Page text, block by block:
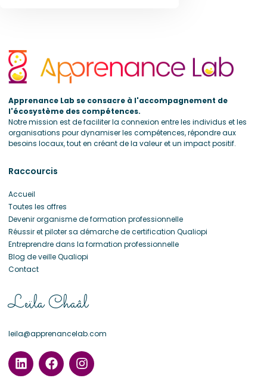
Apprenance Lab se consacre à l'accompagnement de
l'écosystème des compétences.
Notre mission est de faciliter la connexion entre les individus et les
organisations pour dynamiser les compétences, répondre aux
besoins locaux, tout en créant de la valeur et un impact positif.
Raccourcis
Accueil
Toutes les offres
Devenir organisme de formation professionnelle
Réussir et piloter sa démarche de certification Qualiopi
Entreprendre dans la formation professionnelle
Blog de veille Qualiopi
Contact
Leïla Chaâl
leila@apprenancelab.com